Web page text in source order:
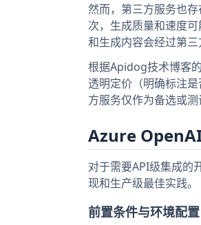
然而，第三方服务也
次，生成质量和速度
和生成内容会经过第三
根据Apidog技术博客
透明定价（明确标注
方服务仅作为备选或测
Azure
对于需要API级集成的
现和生产级最佳实践。
前置条件与环境配置